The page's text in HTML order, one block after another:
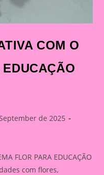
COM O
de 2025
FLOR PARA EDUCAÇÃO
com flores,